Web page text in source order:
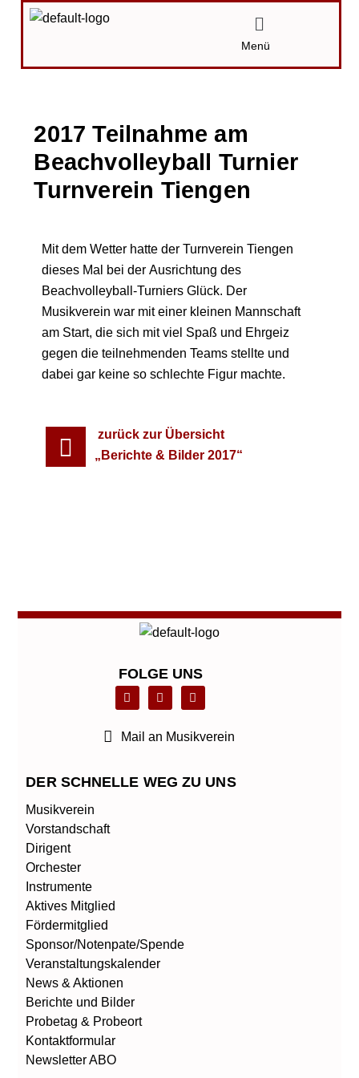
Zum
Menü
Menü
2017 Teilnahme am
Beachvolleyball Turnier
Turnverein Tiengen
Mit dem Wetter hatte der Turnverein Tiengen
dieses Mal bei der Ausrichtung des
Beachvolleyball-Turniers Glück. Der
Musikverein war mit einer kleinen Mannschaft
am Start, die sich mit viel Spaß und Ehrgeiz
gegen die teilnehmenden Teams stellte und
dabei gar keine so schlechte Figur machte.
zurück zur Übersicht
„Berichte & Bilder 2017“
FOLGE UNS
F
a
c
b
o
L
i
n
d
T
w
i
t
e
Mail an Musikverein
DER SCHNELLE WEG ZU UNS
Musikverein
Vorstandschaft
Dirigent
Orchester
Instrumente
Aktives Mitglied
Fördermitglied
Sponsor/Notenpate/Spende
Veranstaltungskalender
News & Aktionen
Berichte und Bilder
Probetag & Probeort
Kontaktformular
Newsletter ABO